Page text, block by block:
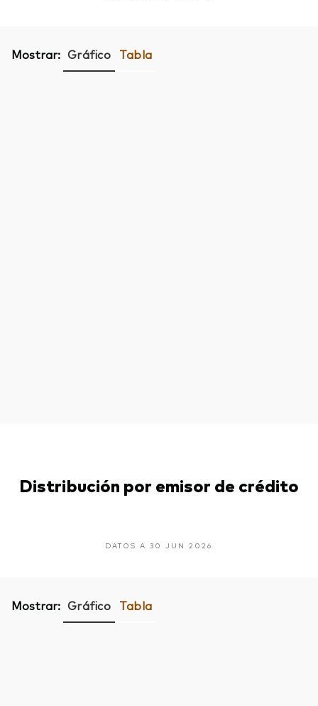
Mostrar: Gráfico Tabla
Distribución por emisor de crédito
DATOS A 30 JUN 2026
Mostrar: Gráfico Tabla